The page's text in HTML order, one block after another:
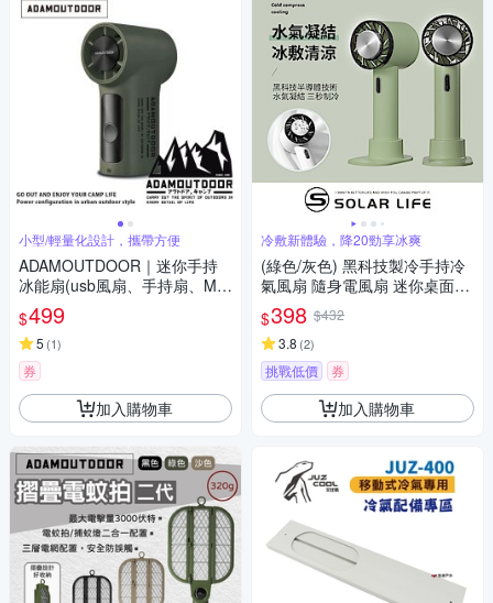
小型/輕量化設計，攜帶方便
ADAMOUTDOOR｜迷你手持
冰能扇(usb風扇、手持扇、MIN
I風扇)
$499
5 (1)
券
加入購物車
冷敷新體驗，降20勁享冰爽
(綠色/灰色) 黑科技製冷手持冷
氣風扇 隨身電風扇 迷你桌面風
扇 usb冰敷風扇 製冷手持扇 行
動小風扇
$398 $432
3.8 (2)
挑戰低價 券
加入購物車